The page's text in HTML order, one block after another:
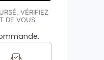
VÉRIFIEZ
DE VOUS